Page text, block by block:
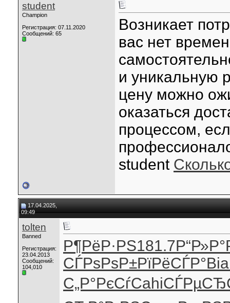
student
Champion
Регистрация: 07.11.2020
Сообщений: 65
Возникает
вас нет
и уникальную
цену можно
оказаться
процессом,
student
17.04.2025,
09:49
tolten
Banned
Регистрация:
23.04.2013
Сообщений:
104,010
Р¶РёР·РЅ181.7
СЃРѕРѕР±РїРёСЃР°
С„Р°РєСѓCahi